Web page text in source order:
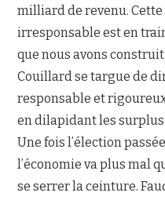
milliard de revenu.
irresponsable est en
que nous avons
Couillard se targue de
responsable et
en dilapidant les
Une fois l’élection
l’économie va plus mal
se serrer la ceinture.